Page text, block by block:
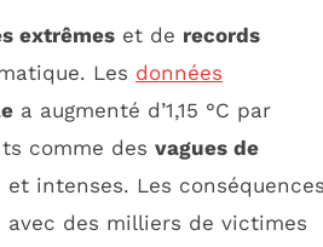
extrêmes et de records
Les données
a augmenté d’1,15 °C par
comme des vagues de
intenses. Les conséquences
des milliers de victimes